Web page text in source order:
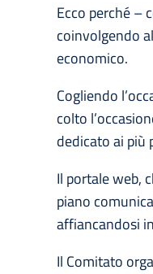
Ecco perché –
coinvolgendo
economico.
Cogliendo
colto
dedicato ai più
Il portale web,
piano
affiancandosi
Il Comitato